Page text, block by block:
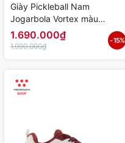
Giày Pickleball Nam
Jogarbola Vortex màu
"Green/Baby Blue" JG-
VORTEX-05 - Hàng Chính
1.690.000₫
1.990.000₫
- 15%